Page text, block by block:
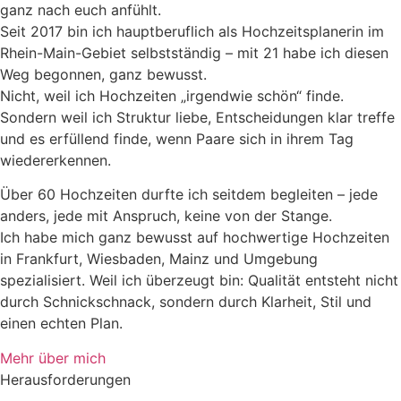
ganz nach euch anfühlt.
Seit 2017 bin ich hauptberuflich als Hochzeitsplanerin im
Rhein-Main-Gebiet selbstständig – mit 21 habe ich diesen
Weg begonnen, ganz bewusst.
Nicht, weil ich Hochzeiten „irgendwie schön“ finde.
Sondern weil ich Struktur liebe, Entscheidungen klar treffe
und es erfüllend finde, wenn Paare sich in ihrem Tag
wiedererkennen.
Über 60 Hochzeiten durfte ich seitdem begleiten – jede
anders, jede mit Anspruch, keine von der Stange.
Ich habe mich ganz bewusst auf hochwertige Hochzeiten
in Frankfurt, Wiesbaden, Mainz und Umgebung
spezialisiert. Weil ich überzeugt bin: Qualität entsteht nicht
durch Schnickschnack, sondern durch Klarheit, Stil und
einen echten Plan.
Mehr über mich
Herausforderungen